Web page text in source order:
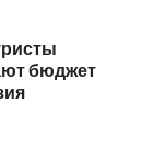
бюджет